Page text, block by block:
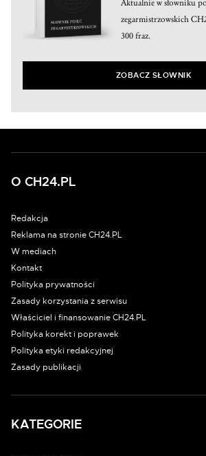
Aktualnie w słowniku
zegarmistrzowskich
300 fraz.
ZOBACZ SŁOWNIK
O CH24.PL
Redakcja
Reklama na stronie CH24.PL
W mediach
Kontakt
Polityka prywatności
Zasady korzystania z serwisu
Właściciel i finansowanie CH24.PL
Polityka korekt i poprawek
Polityka etyki redakcyjnej
Zasady publikacji
KATEGORIE